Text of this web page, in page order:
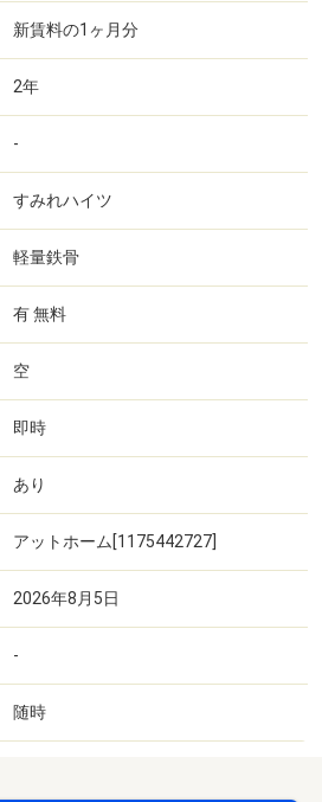
新賃料の1ヶ月分
2年
-
すみれハイツ
軽量鉄骨
有 無料
空
即時
あり
アットホーム[1175442727]
2026年8月5日
-
随時